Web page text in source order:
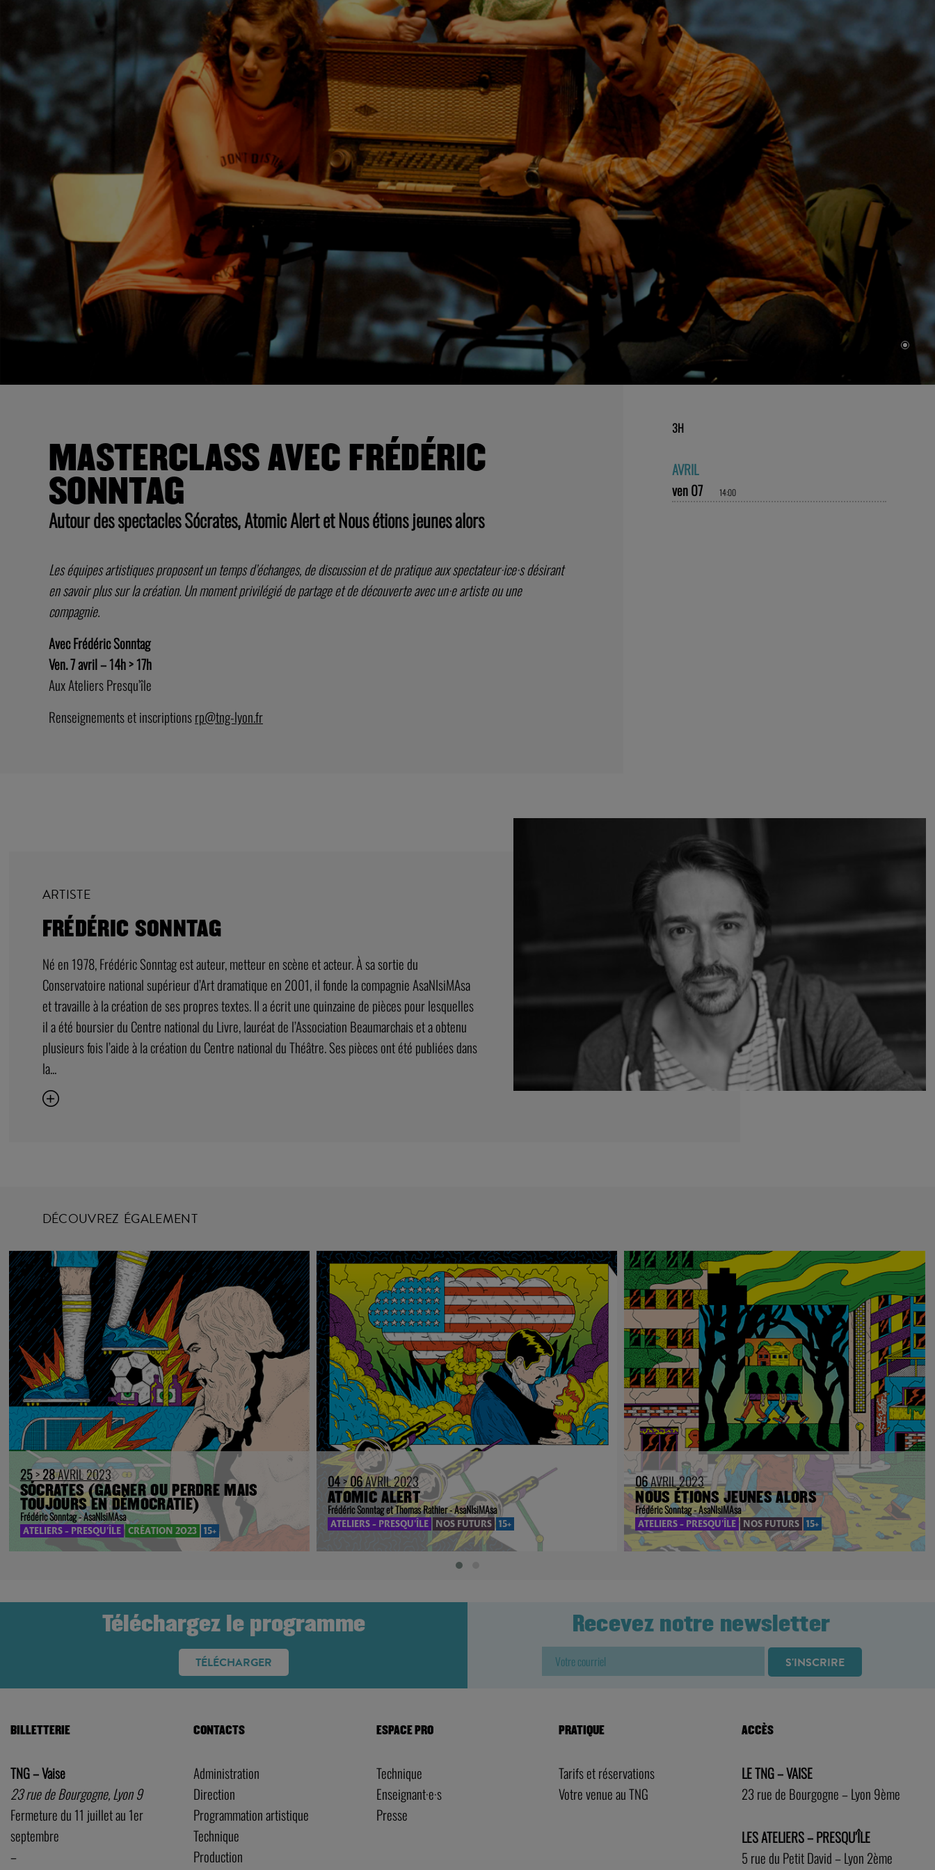
MASTERCLASS AVEC FRÉDÉRIC
SONNTAG
Autour des spectacles Sócrates, Atomic Alert et Nous étions jeunes alors
Les équipes artistiques proposent un temps d’échanges, de discussion et de pratique aux spectateur·ice·s désirant
en savoir plus sur lacréation. Un moment privilégié de partage et de découverte avec un·e artiste ou une
compagnie.
Avec Frédéric Sonntag
Ven. 7 avril – 14h > 17h
Aux Ateliers Presqu’île
Renseignements et inscriptionsrp@tng-lyon.fr
3H
AVRIL
ven 07
14:00
ARTISTE
FRÉDÉRIC SONNTAG
Né en 1978, Frédéric Sonntag est auteur, metteur en scène et acteur. À sa sortie du
Conservatoire national supérieur d’Art dramatique en 2001, il fonde la compagnie AsaNIsiMAsa
et travaille à la création de ses propres textes. Il a écrit une quinzaine de pièces pour lesquelles
il a été boursier du Centre national du Livre, lauréat de l’Association Beaumarchais et a obtenu
plusieurs fois l’aide à la création du Centre national du Théâtre. Ses pièces ont été publiées dans
la...
DÉCOUVREZ ÉGALEMENT
25>28AVRIL 2023
SÓCRATES (GAGNER OU PERDRE MAIS
TOUJOURS EN DÉMOCRATIE)
Frédéric Sonntag - AsaNIsiMAsa
ATELIERS - PRESQU'ÎLE CRÉATION 2023 15+
04>06AVRIL 2023
ATOMIC ALERT
Frédéric Sonntag et Thomas Rathier - AsaNIsiMAsa
ATELIERS - PRESQU'ÎLE NOS FUTURS 15+
06AVRIL 2023
NOUS ÉTIONS JEUNES ALORS
Frédéric Sonntag - AsaNIsiMAsa
ATELIERS - PRESQU'ÎLE NOS FUTURS 15+
Téléchargez le programme
TÉLÉCHARGER
Recevez notre newsletter
BILLETTERIE
TNG – Vaise
23 rue de Bourgogne, Lyon 9
Fermeture du 11 juillet au 1er
septembre
–
CONTACTS
Administration
Direction
Programmation artistique
Technique
Production
ESPACE PRO
Technique
Enseignant·e·s
Presse
PRATIQUE
Tarifs et réservations
Votre venue au TNG
ACCÈS
LE TNG – VAISE
23 rue de Bourgogne – Lyon 9ème
LES ATELIERS – PRESQU’ÎLE
5 rue du Petit David – Lyon 2ème